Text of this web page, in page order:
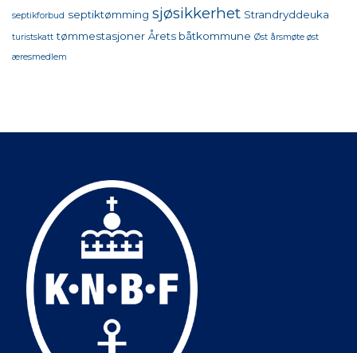
septikforbud septiktømming sjøsikkerhet Strandryddeuka
turistskatt tømmestasjoner Årets båtkommune Øst årsmøte øst
æresmedlem